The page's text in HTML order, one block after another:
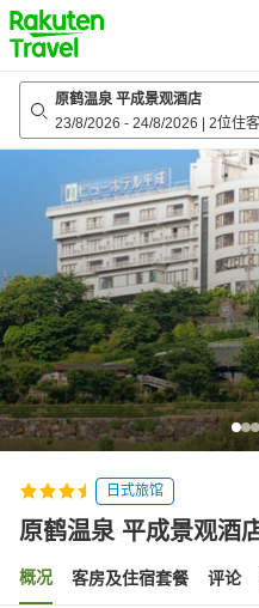
to
top
page
原鹤温泉 平成景观酒店
23/8/2026 - 24/8/2026 2位住客
日式旅馆
原鹤温泉 平成景观酒
概况 客房及住宿套餐 评论